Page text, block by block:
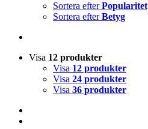
Sortera efterPopularitet
Sortera efterBetyg
Visa 12 produkter
Visa 12 produkter
Visa 24 produkter
Visa 36 produkter